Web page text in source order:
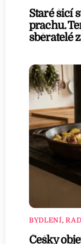
Staré šicí
prachu.
sběratelé
BYDLENÍ,
Češky